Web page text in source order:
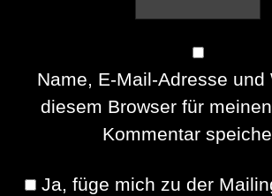
Name, E-Mail-Adresse und
diesem Browser für
Kommentar
Ja, füge mich zu der